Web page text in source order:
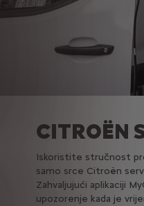
CITROËN
Iskoristite stručnost
samo srce Citroën
Zahvaljujući aplikaciji
upozorenje kada je